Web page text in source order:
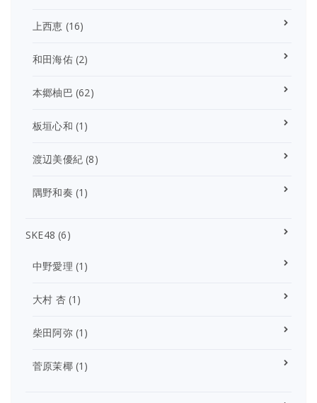
上西恵 (16)
和田海佑(2)
本郷柚巴 (62)
板垣心和 (1)
渡辺美優紀 (8)
隅野和奏 (1)
SKE48 (6)
中野愛理 (1)
大村 杏(1)
柴田阿弥(1)
菅原茉椰(1)